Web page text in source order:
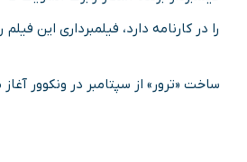
را در کارنامه دارد، فیلمبرداری این
ساخت «ترور» از سپتامبر در ونکوور